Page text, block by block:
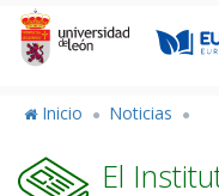
Pasar
contenido
Inicio Noticias
El